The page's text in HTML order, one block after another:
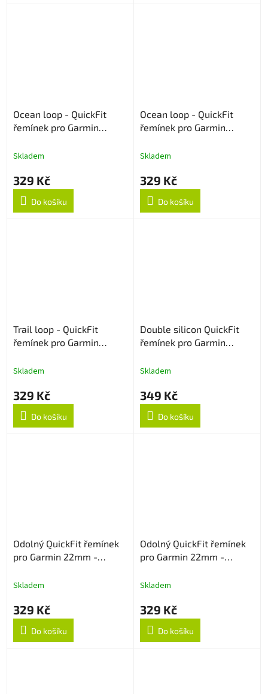
Ocean loop - QuickFit
řemínek pro Garmin
Skladem
329 Kč
Do košíku
Ocean loop - QuickFit
řemínek pro Garmin
Skladem
329 Kč
Do košíku
Trail loop - QuickFit
řemínek pro Garmin
Skladem
329 Kč
Do košíku
Double silicon QuickFit
řemínek pro Garmin
Skladem
349 Kč
Do košíku
Odolný QuickFit řemínek
pro Garmin 22mm -
Skladem
329 Kč
Do košíku
Odolný QuickFit řemínek
pro Garmin 22mm -
Skladem
329 Kč
Do košíku